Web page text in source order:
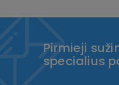
Pirmieji
specialius